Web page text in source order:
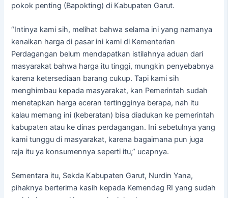
pokok penting (Bapokting) di Kabupaten Garut.
“Intinya kami sih, melihat bahwa selama ini yang namanya
kenaikan harga di pasar ini kami di Kementerian
Perdagangan belum mendapatkan istilahnya aduan dari
masyarakat bahwa harga itu tinggi, mungkin penyebabnya
karena ketersediaan barang cukup. Tapi kami sih
menghimbau kepada masyarakat, kan Pemerintah sudah
menetapkan harga eceran tertingginya berapa, nah itu
kalau memang ini (keberatan) bisa diadukan ke pemerintah
kabupaten atau ke dinas perdagangan. Ini sebetulnya yang
kami tunggu di masyarakat, karena bagaimana pun juga
raja itu ya konsumennya seperti itu,” ucapnya.
Sementara itu, Sekda Kabupaten Garut, Nurdin Yana,
pihaknya berterima kasih kepada Kemendag RI yang sudah